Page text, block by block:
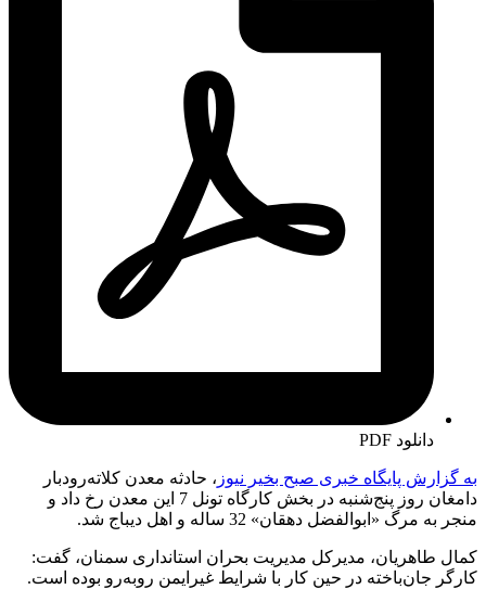
دانلود PDF
به گزارش پایگاه خبری صبح بخیر نیوز ، حادثه معدن کلاته‌رودبار
دامغان روز پنج‌شنبه در بخش کارگاه تونل 7 این معدن رخ داد و
منجر به مرگ «ابوالفضل دهقان» 32 ساله و اهل دیباج شد.
کمال طاهریان، مدیرکل مدیریت بحران استانداری سمنان، گفت:
کارگر جان‌باخته در حین کار با شرایط غیرایمن روبه‌رو بوده است.